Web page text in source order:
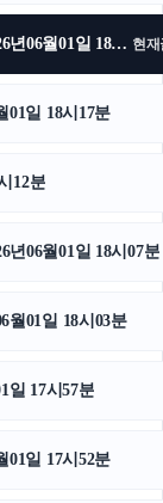
동영상무료다운로드 상담 전 확인사항 2026년06월01일 18시22분 현재
01일 18시17분
12분
06월01일 18시07분
월01일 18시03분
일 17시57분
01일 17시52분